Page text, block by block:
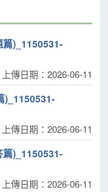
)_1150531-
上傳日期：2026-06-11
)_1150531-
上傳日期：2026-06-11
)_1150531-
上傳日期：2026-06-11